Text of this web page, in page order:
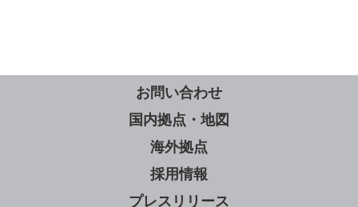
お問い合わせ
国内拠点・地図
海外拠点
採用情報
プレスリリース